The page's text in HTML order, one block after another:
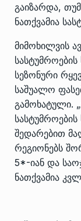
გაიზარდა,
ნათქვამია
მიმოხილვის
სეზონური
საშუალო
გამოხატული.
შედარებით
რეგიონებს
5*-იან და
ნათქვამია